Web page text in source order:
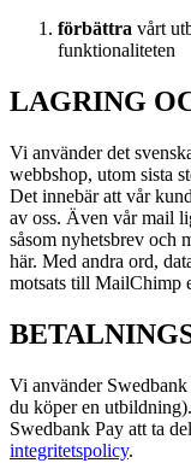
förbättra vårt
funktionaliteten
LAGRING
Vi använder det
webbshop, utom sista
Det innebär att vår
av oss. Även vår mail
såsom nyhetsbrev och
här. Med andra ord,
motsats till MailChimp
Vi använder Swedbank
du köper en
Swedbank Pay att ta
integritetspolicy.